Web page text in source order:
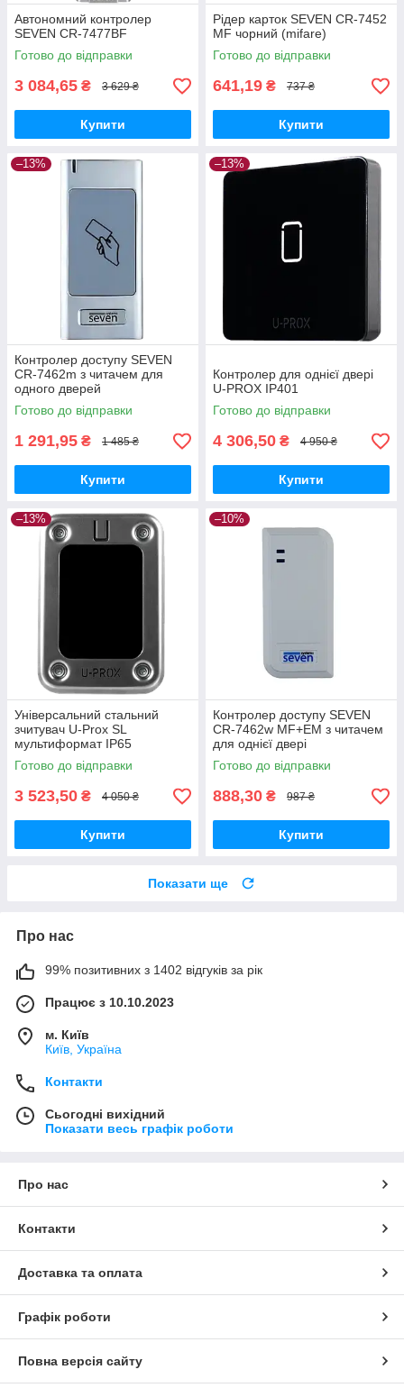
Автономний контролер
SEVEN CR-7477BF
Готово до відправки
3 084,65 ₴ 3 629 ₴
Купити
Рідер карток SEVEN CR-7452
MF чорний (mifare)
Готово до відправки
641,19 ₴ 737 ₴
Купити
–13%
Контролер доступу SEVEN
CR-7462m з читачем для
одного дверей
Готово до відправки
1 291,95 ₴ 1 485 ₴
Купити
–13%
Контролер для однієї двері
U-PROX IP401
Готово до відправки
4 306,50 ₴ 4 950 ₴
Купити
–13%
Універсальний стальний
зчитувач U-Prox SL
мультиформат IP65
Готово до відправки
3 523,50 ₴ 4 050 ₴
Купити
–10%
Контролер доступу SEVEN
CR-7462w MF+EM з читачем
для однієї двері
Готово до відправки
888,30 ₴ 987 ₴
Купити
Показати ще
Про нас
99% позитивних з 1402 відгуків за рік
Працює з 10.10.2023
м. Київ
Київ, Україна
Контакти
Сьогодні вихідний
Показати весь графік роботи
Про нас
Контакти
Доставка та оплата
Графік роботи
Повна версія сайту